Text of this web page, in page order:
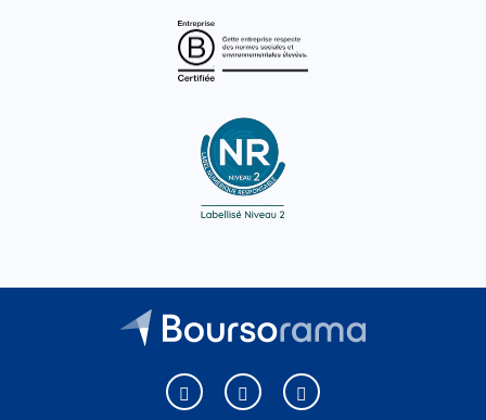
Boursorama sur Facebook
Boursorama sur XBoursorama sur